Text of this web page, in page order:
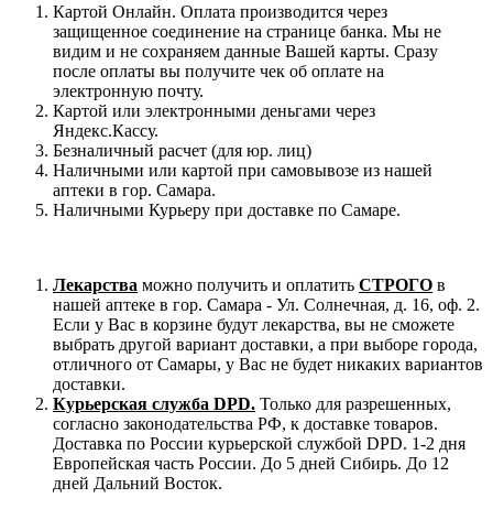
Картой Онлайн. Оплата производится через
защищенное соединение на странице банка. Мы не
видим и не сохраняем данные Вашей карты. Сразу
после оплаты вы получите чек об оплате на
электронную почту.
Картой или электронными деньгами через
Яндекс.Кассу.
Безналичный расчет (для юр. лиц)
Наличными или картой при самовывозе из нашей
аптеки в гор. Самара.
Наличными Курьеру при доставке по Самаре.
Лекарства можно получить и оплатить СТРОГО в
нашей аптеке в гор. Самара - Ул. Солнечная, д. 16, оф. 2.
Если у Вас в корзине будут лекарства, вы не сможете
выбрать другой вариант доставки, а при выборе города,
отличного от Самары, у Вас не будет никаких вариантов
доставки.
Курьерская служба DPD. Только для разрешенных,
согласно законодательства РФ, к доставке товаров.
Доставка по России курьерской службой DPD. 1-2 дня
Европейская часть России. До 5 дней Сибирь. До 12
дней Дальний Восток.